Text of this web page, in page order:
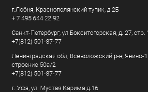
г.Лобня, Краснополянский тупик, д.2Б
+ 7 495 644 22 92
Санкт-Петербург, ул Бокситогорская, д. 27, стр.
+7(812) 501-87-77
Ленинградская обл, Всеволожский р-н, Янино-
строение 50а/2
+7(812) 501-87-77
г. Уфа, ул. Мустая Карима д.16